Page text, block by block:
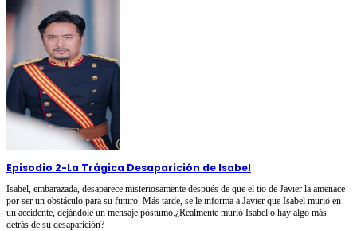
Episodio 2-La Trágica Desaparición de Isabel
Isabel, embarazada, desaparece misteriosamente después de que el tío de Javier la amenace
por ser un obstáculo para su futuro. Más tarde, se le informa a Javier que Isabel murió en
un accidente, dejándole un mensaje póstumo.¿Realmente murió Isabel o hay algo más
detrás de su desaparición?